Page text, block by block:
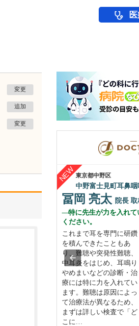
変更
追加
変更
東京都中野区
中野富士見町耳鼻咽
冨岡 亮太 院長 取
特に先生が力を入れて
ください。
これまで耳を専門に研鑽
を積んできたこともあ
り、難聴や突発性難聴、
中耳炎をはじめ、耳鳴り
やめまいなどの診断・治
療には特に力を入れてい
ます。難聴は原因によっ
て治療法が異なるため、
まずは詳しい検査で「ど
こに…